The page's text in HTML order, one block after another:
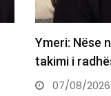
sot seanca,